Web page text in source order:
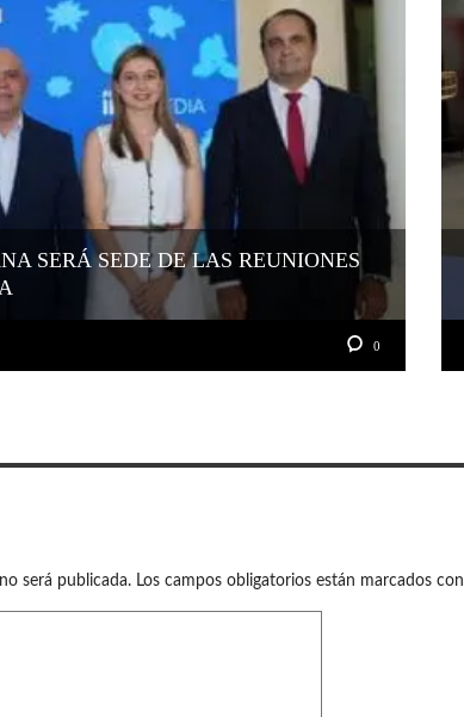
SERÁ SEDE DE LAS REUNIONES
0
será publicada. Los campos obligatorios están marcados con